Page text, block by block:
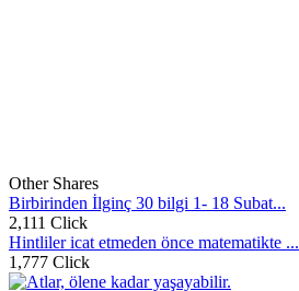
Other Shares
Birbirinden İlginç 30 bilgi 1- 18 Subat...
2,111 Click
Hintliler icat etmeden önce matematikte ...
1,777 Click